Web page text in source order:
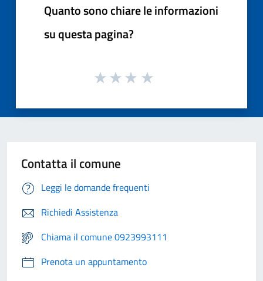
Quanto sono chiare le informazioni
su questa pagina?
Contatta il comune
Leggi le domande frequenti
Richiedi Assistenza
Chiama il comune 0923993111
Prenota un appuntamento